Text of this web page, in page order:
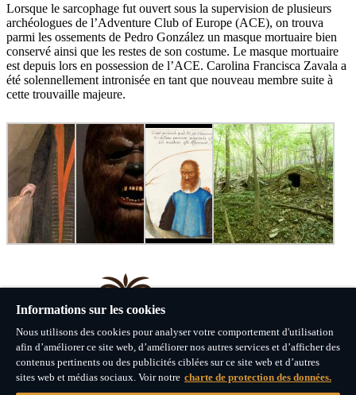
Lorsque le sarcophage fut ouvert sous la supervision de plusieurs
archéologues de l’Adventure Club of Europe (ACE), on trouva
parmi les ossements de Pedro González un masque mortuaire bien
conservé ainsi que les restes de son costume. Le masque mortuaire
est depuis lors en possession de l’ACE. Carolina Francisca Zavala a
été solennellement intronisée en tant que nouveau membre suite à
cette trouvaille majeure.
Informations sur les cookies
Nous utilisons des cookies pour analyser votre comportement d'utilisation
afin d’améliorer ce site web, d’améliorer nos autres services et d’afficher des
contenus pertinents ou des publicités ciblées sur ce site web et d’autres
sites web et médias sociaux. Voir notre charte de protection des données.